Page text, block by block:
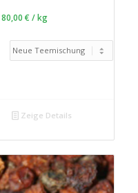
80,00 € /kg
Zeige Details